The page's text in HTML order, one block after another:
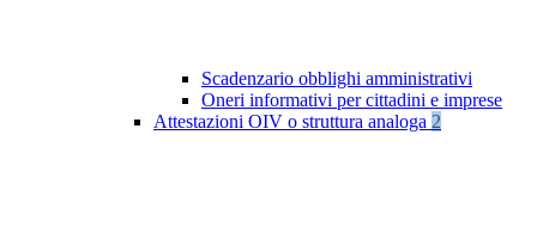
Scadenzario obblighi amministrativi
Oneri informativi per cittadini e imprese
Attestazioni OIV o struttura analoga 2